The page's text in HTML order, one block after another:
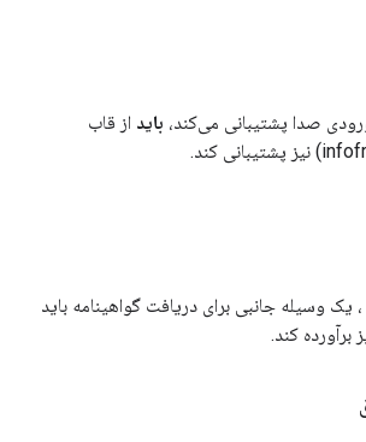
صدا پشتیبانی می‌کند، باید از قاب
، یک وسیله جانبی برای دریافت گواهینامه باید
برآورده کند.